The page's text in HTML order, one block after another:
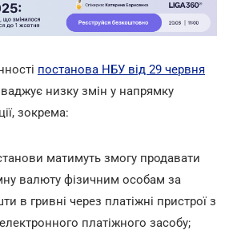
постанова НБУ від 29 червня
низку змін у напрямку
зокрема:
матимуть змогу продавати
валюту фізичним особам за
в гривні через платіжні пристрої з
платіжного засобу;